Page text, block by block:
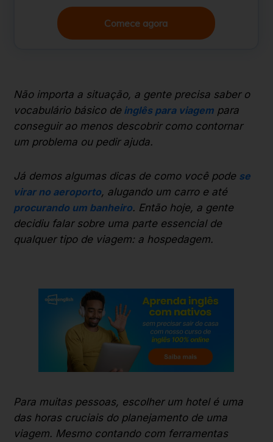
Comece agora
Não importa a situação, a gente precisa saber o
vocabulário básico deinglês para viagem para
conseguir ao menos descobrir como contornar
um problema ou pedir ajuda.
Já demos algumas dicas de como você pode se
virar no aeroporto, alugando um carro e até
procurando um banheiro. Então hoje, a gente
decidiu falar sobre uma parte essencial de
qualquer tipo de viagem: a hospedagem.
Para muitas pessoas, escolher um hotel é uma
das horas cruciais do planejamento de uma
viagem. Mesmo contando com ferramentas